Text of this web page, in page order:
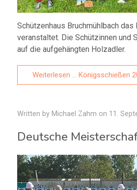
Schützenhaus Bruchmühlbach
veranstaltet. Die Schützinnen und
auf die aufgehängten Holzadler.
Weiterlesen … Königsschießen
Written by Michael Zahm on 11.
Deutsche